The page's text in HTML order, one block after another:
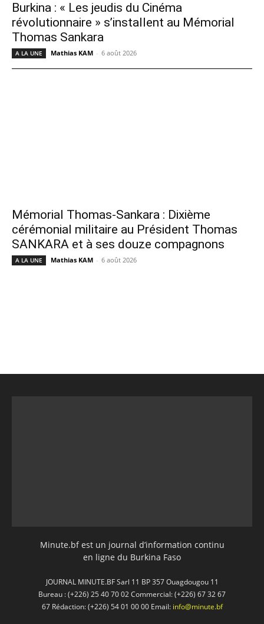
Burkina : « Les jeudis du Cinéma
révolutionnaire » s’installent au Mémorial
Thomas Sankara
A LA UNE Mathias KAM - 6 août 2026
Mémorial Thomas-Sankara : Dixième
cérémonial militaire au Président Thomas
SANKARA et à ses douze compagnons
A LA UNE Mathias KAM - 6 août 2026
Minute.bf est un journal d’information continu
en ligne du Burkina Faso
JOURNAL MINUTE.BF Sarl 11 BP 357 Ouagdougou 11
Bureau : (+226) 25 40 70 02 Commercial: (+226) 67 32 67
67 Rédaction: (+226) 54 01 00 00 Email: info@minute.bf